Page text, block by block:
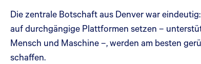
Die zentrale Botschaft aus Denver war
auf durchgängige Plattformen setzen –
Mensch und Maschine –, werden am besten
schaffen.